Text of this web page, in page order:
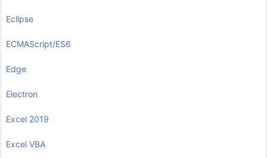
Eclipse
ECMAScript/ES6
Edge
Electron
Excel 2019
Excel VBA